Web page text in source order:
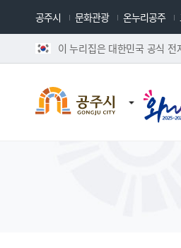
공주시 문화관광 온누리공주
이 누리집은 대한민국 공식 전